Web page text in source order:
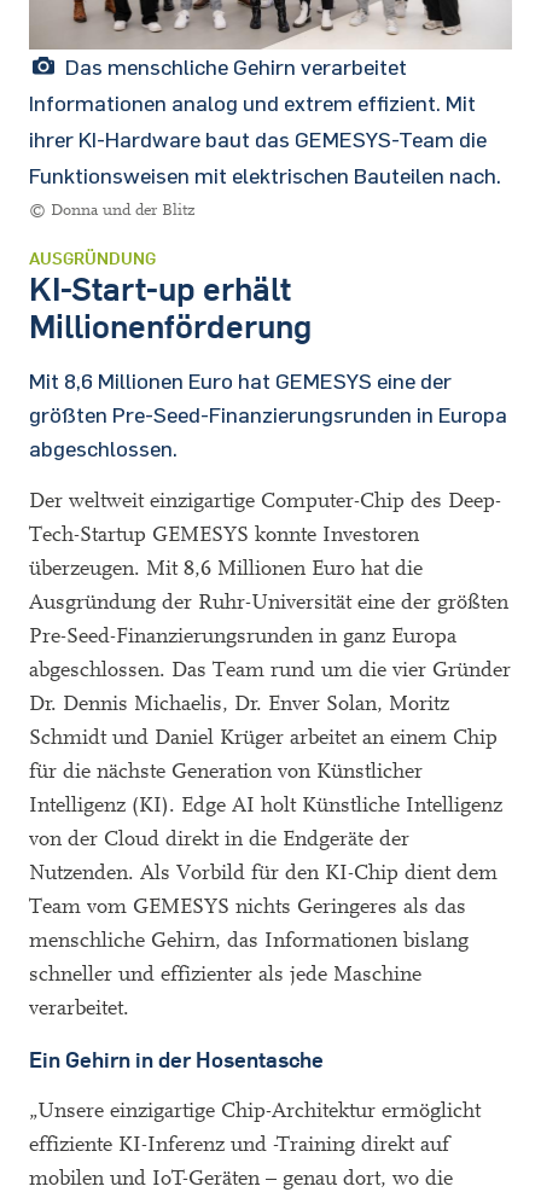
Das menschliche Gehirn verarbeitet
Informationen analog und extrem effizient. Mit
ihrer KI-Hardware baut das GEMESYS-Team die
Funktionsweisen mit elektrischen Bauteilen nach.
© Donna und der Blitz
AUSGRÜNDUNG
KI-Start-up erhält
Millionenförderung
Mit 8,6 Millionen Euro hat GEMESYS eine der
größten Pre-Seed-Finanzierungsrunden in Europa
abgeschlossen.
Der weltweit einzigartige Computer-Chip des Deep-
Tech-Startup GEMESYS konnte Investoren
überzeugen. Mit 8,6 Millionen Euro hat die
Ausgründung der Ruhr-Universität eine der größten
Pre-Seed-Finanzierungsrunden in ganz Europa
abgeschlossen. Das Team rund um die vier Gründer
Dr. Dennis Michaelis, Dr. Enver Solan, Moritz
Schmidt und Daniel Krüger arbeitet an einem Chip
für die nächste Generation von Künstlicher
Intelligenz (KI). Edge AI holt Künstliche Intelligenz
von der Cloud direkt in die Endgeräte der
Nutzenden. Als Vorbild für den KI-Chip dient dem
Team vom GEMESYS nichts Geringeres als das
menschliche Gehirn, das Informationen bislang
schneller und effizienter als jede Maschine
verarbeitet.
Ein Gehirn in der Hosentasche
„Unsere einzigartige Chip-Architektur ermöglicht
effiziente KI-Inferenz und -Training direkt auf
mobilen und IoT-Geräten – genau dort, wo die